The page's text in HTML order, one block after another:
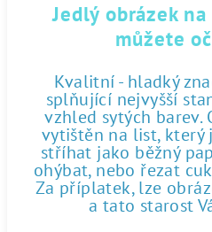
Jedlý obrázek
můžete
Kvalitní - hladký
splňující nejvyšší
vzhled sytých barev.
vytištěn na list, který
stříhat jako běžný
ohýbat, nebo řezat
Za příplatek, lze
a tato starost